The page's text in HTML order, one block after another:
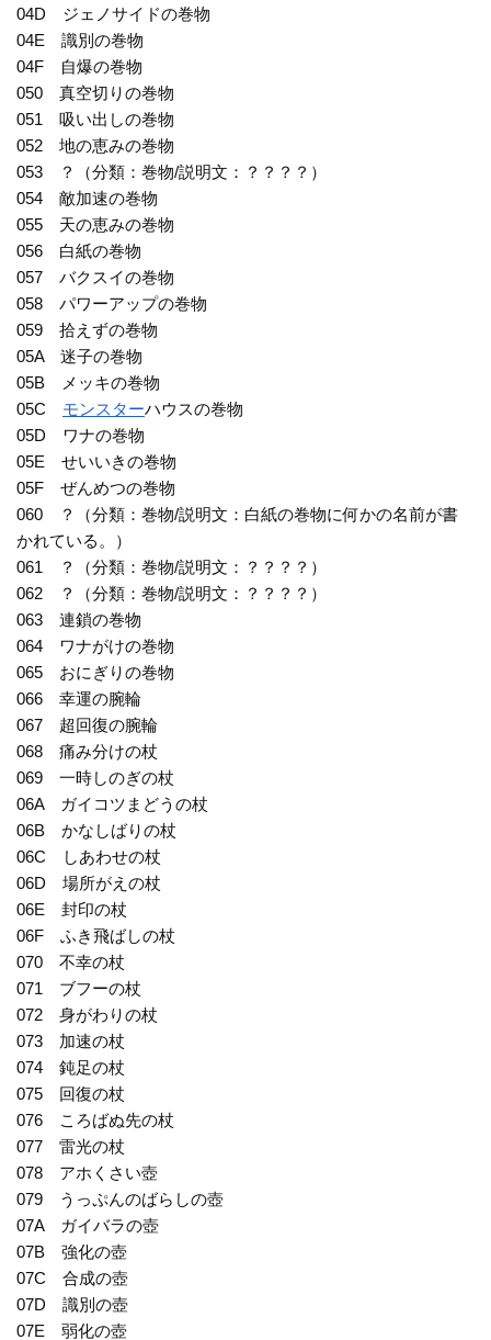
04D ジェノサイドの巻物
04E 識別の巻物
04F 自爆の巻物
050 真空切りの巻物
051 吸い出しの巻物
052 地の恵みの巻物
053 ？（分類：巻物/説明文：？？？？）
054 敵加速の巻物
055 天の恵みの巻物
056 白紙の巻物
057 バクスイの巻物
058 パワーアップの巻物
059 拾えずの巻物
05A 迷子の巻物
05B メッキの巻物
05C モンスターハウスの巻物
05D ワナの巻物
05E せいいきの巻物
05F ぜんめつの巻物
060 ？（分類：巻物/説明文：白紙の巻物に何かの名前が書
かれている。）
061 ？（分類：巻物/説明文：？？？？）
062 ？（分類：巻物/説明文：？？？？）
063 連鎖の巻物
064 ワナがけの巻物
065 おにぎりの巻物
066 幸運の腕輪
067 超回復の腕輪
068 痛み分けの杖
069 一時しのぎの杖
06A ガイコツまどうの杖
06B かなしばりの杖
06C しあわせの杖
06D 場所がえの杖
06E 封印の杖
06F ふき飛ばしの杖
070 不幸の杖
071 ブフーの杖
072 身がわりの杖
073 加速の杖
074 鈍足の杖
075 回復の杖
076 ころばぬ先の杖
077 雷光の杖
078 アホくさい壺
079 うっぷんのばらしの壺
07A ガイバラの壺
07B 強化の壺
07C 合成の壺
07D 識別の壺
07E 弱化の壺